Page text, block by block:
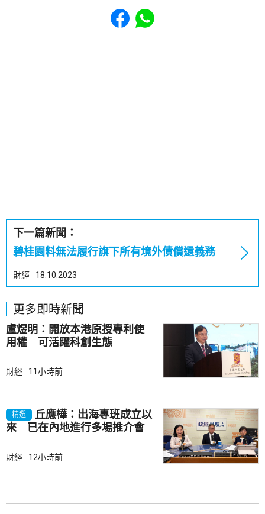
Share to Facebook
Share to WhatsApp
下一篇新聞：
碧桂園料無法履行旗下所有境外債償還義務
財經 18.10.2023
更多即時新聞
盧煜明：開放本港原授專利使
用權 可活躍科創生態
財經 11小時前
精選
丘應樺：出海專班成立以
來 已在內地進行多場推介會
財經 12小時前